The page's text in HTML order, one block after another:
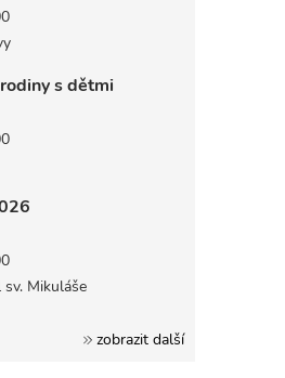
s dětmi
Mikuláše
zobrazit další